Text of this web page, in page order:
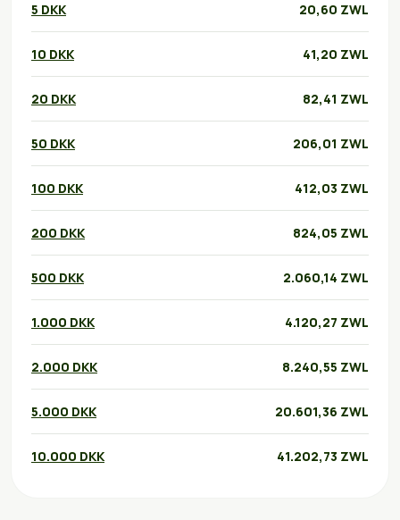
5 DKK 20,60 ZWL
10 DKK 41,20 ZWL
20 DKK 82,41 ZWL
50 DKK 206,01 ZWL
100 DKK 412,03 ZWL
200 DKK 824,05 ZWL
500 DKK 2.060,14 ZWL
1.000 DKK 4.120,27 ZWL
2.000 DKK 8.240,55 ZWL
5.000 DKK 20.601,36 ZWL
10.000 DKK 41.202,73 ZWL